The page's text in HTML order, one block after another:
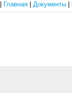
Главная Документы